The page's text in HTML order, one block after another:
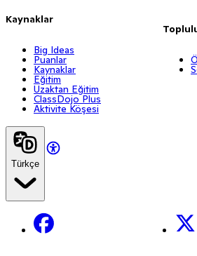
Kaynaklar
Big Ideas
Puanlar
Kaynaklar
Eğitim
Uzaktan Eğitim
ClassDojo Plus
Aktivite Köşesi
Türkçe
Facebook X